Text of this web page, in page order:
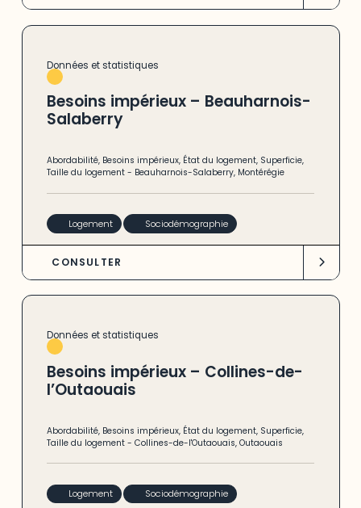
Données et statistiques
Besoins impérieux – Beauharnois-
Salaberry
Abordabilité, Besoins impérieux, État du logement, Superficie,
Taille du logement - Beauharnois-Salaberry, Montérégie
Logement Sociodémographie
CONSULTER
Données et statistiques
Besoins impérieux – Collines-de-
l’Outaouais
Abordabilité, Besoins impérieux, État du logement, Superficie,
Taille du logement -Collines-de-l'Outaouais,Outaouais
Logement Sociodémographie